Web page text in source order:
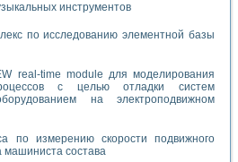
инструментов
по исследованию элементной базы
real-time module для моделирования
с целью отладки систем
на электроподвижном
по измерению скорости подвижного
машиниста состава